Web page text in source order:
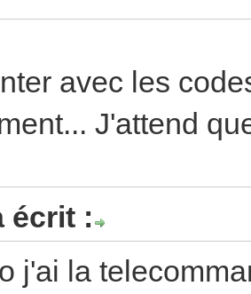
avec les
J'attend
écrit :
j'ai la